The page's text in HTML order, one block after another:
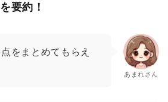
要約！
をまとめてもらえ
あまれさん